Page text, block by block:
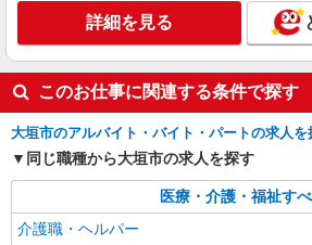
大垣市周辺
キープ
派遣社員
株式会社kotrio /●NG-H-2031025
大垣駅＊年齢不問◎未経
＊サ高住
時給1500円〜2125円
詳細を見る
このお仕事に関連する条件で探す
大垣市のアルバイト・バイト・パートの求人を
同じ職種から大垣市の求人を探す
医療・介護・福祉す
介護職・ヘルパー